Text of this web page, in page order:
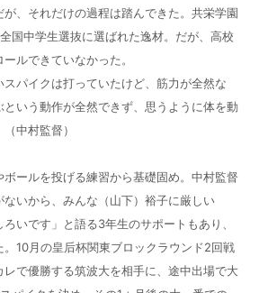
、それだけの過程は踏んできた。共栄学園
国中学生選抜に選ばれた逸材。だが、高校
ルできていなかった。
スパイクは打っていたけど、筋力が全然な
いう動作が全然できず、思うように体を動
中村監督）
ールを投げる練習から基礎固め。中村監督
いから、みんな（山下）裕子に厳しい
いです」と語る3年生のサポートもあり、
。10月の皇后杯関東ブロックラウンド2回戦
で優勝する筑波大を相手に、途中出場で大